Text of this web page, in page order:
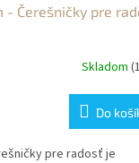
- Čerešničky pre
Skladom
Do
pre radosť je